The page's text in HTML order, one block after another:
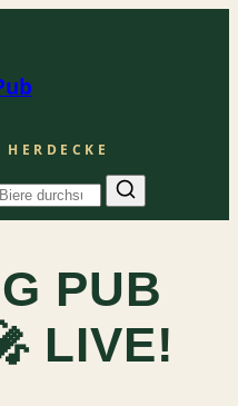
PUB
LIVE!